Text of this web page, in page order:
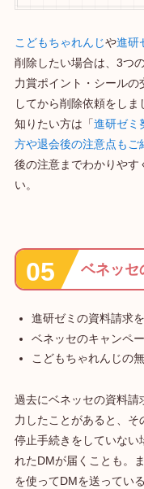
こどもちゃれんじや進研
削除したい場合は、3つ
力賞ポイント・シール
してから削除依頼をしま
知りたい方は「進研ゼミ
方や退会後の注意点もご
後の注意までわかりやす
い。
ベネッセ
進研ゼミの資料請求
ベネッセのキャンペ
こどもちゃれんじの
過去にベネッセの資料請
力したことがあると、
停止手続きをしていない
れたDMが届くことも。
を使ってDMを送ってい